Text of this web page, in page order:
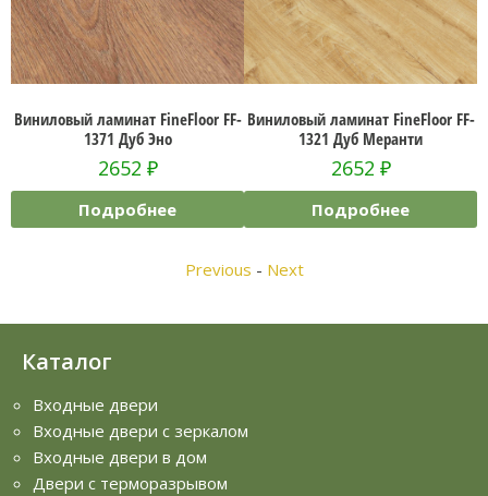
Виниловый ламинат FineFloor FF-
1371 Дуб Эно
2652₽
Подробнее
Виниловый ламинат FineFloor FF-
1321 Дуб Меранти
2652₽
Подробнее
Previous - Next
Каталог
Входные двери
Входные двери с зеркалом
Входные двери в дом
Двери с терморазрывом